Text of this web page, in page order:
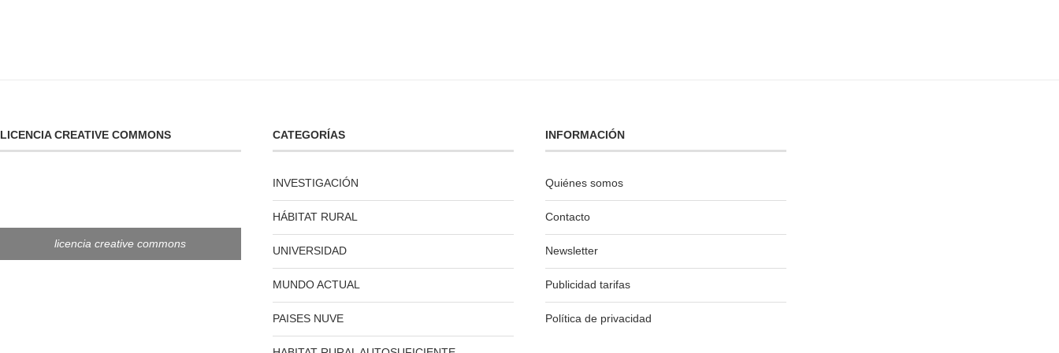
LICENCIA CREATIVE COMMONS
licencia creative commons
CATEGORÍAS
INVESTIGACIÓN
HÁBITAT RURAL
UNIVERSIDAD
MUNDO ACTUAL
PAISES NUVE
INFORMACIÓN
Quiénes somos
Contacto
Newsletter
Publicidad tarifas
Política de privacidad